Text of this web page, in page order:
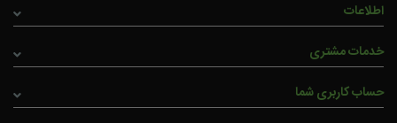
اطلاعات
خدمات مشتری
حساب کاربری شما